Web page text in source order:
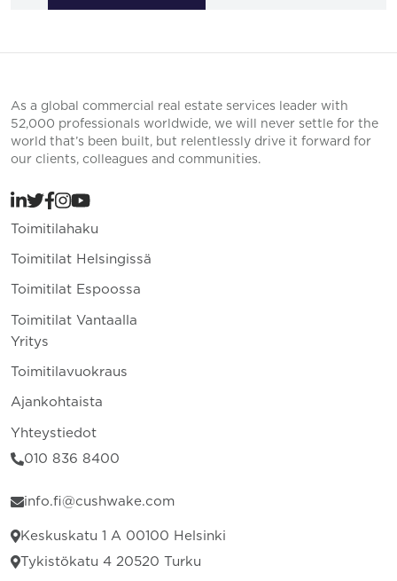
As a global commercial real estate services leader with
52,000 professionals worldwide, we will never settle for the
world that’s been built, but relentlessly drive it forward for
our clients, colleagues and communities.
Toimitilahaku
Toimitilat Helsingissä
Toimitilat Espoossa
Toimitilat Vantaalla
Yritys
Toimitilavuokraus
Ajankohtaista
Yhteystiedot
010 836 8400
info.fi@cushwake.com
Keskuskatu 1 A 00100 Helsinki
Tykistökatu 4 20520 Turku